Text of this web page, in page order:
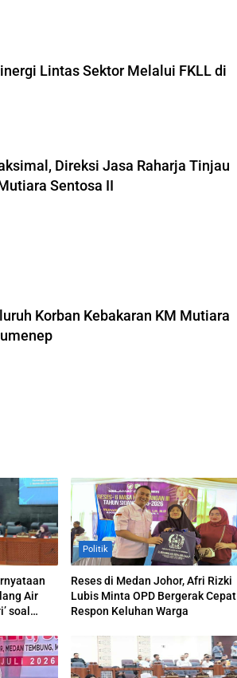
Lintas Sektor Melalui FKLL di
Direksi Jasa Raharja Tinjau
Sentosa II
Korban Kebakaran KM Mutiara
Air
soal
Politik
Reses di Medan Johor, Afri Rizki
Lubis Minta OPD Bergerak Cepat
Respon Keluhan Warga